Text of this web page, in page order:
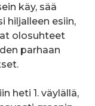
käy, sää
hiljalleen esiin,
olosuhteet
parhaan
heti 1. väylällä,